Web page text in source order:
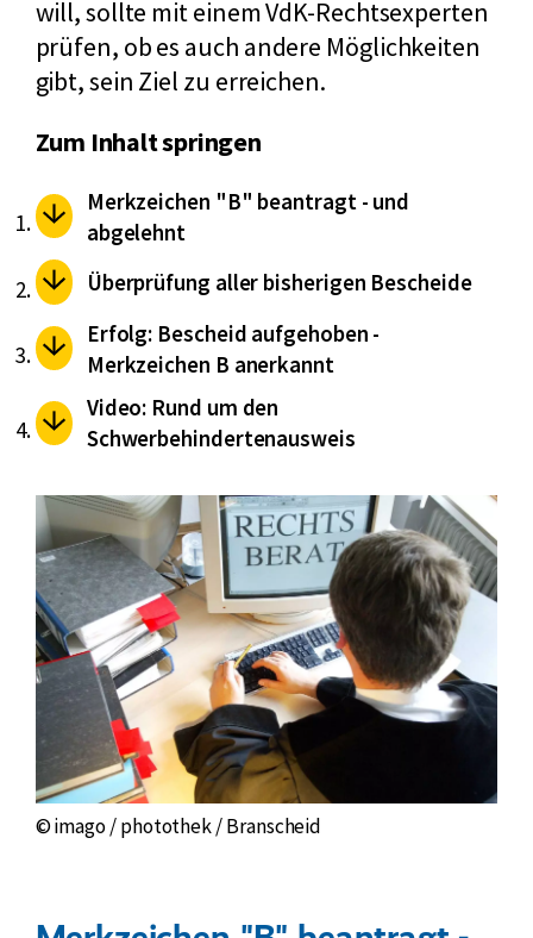
will, sollte mit einem VdK-Rechtsexperten
prüfen, ob es auch andere Möglichkeiten
gibt, sein Ziel zu erreichen.
Zum Inhalt springen
Merkzeichen "B" beantragt - und
abgelehnt
Überprüfung aller bisherigen Bescheide
Erfolg: Bescheid aufgehoben -
Merkzeichen B anerkannt
Video: Rund um den
Schwerbehindertenausweis
© imago / photothek / Branscheid